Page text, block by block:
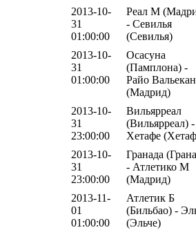
2013-10-
31
01:00:00
Реал М
- Севилья
(Севилья)
2013-10-
31
01:00:00
Осасуна
(Памплона) -
Райо
(Мадрид)
2013-10-
31
23:00:00
Вильярреал
(Вильярреал) -
Хетафе
2013-10-
31
23:00:00
Гранада
- Атлетико М
(Мадрид)
2013-11-
01
01:00:00
Атлетик Б
(Бильбао) -
(Эльче)